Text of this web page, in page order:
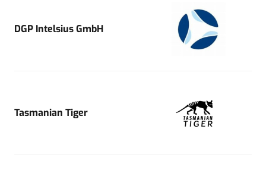
DGP Intelsius GmbH
Tasmanian Tiger